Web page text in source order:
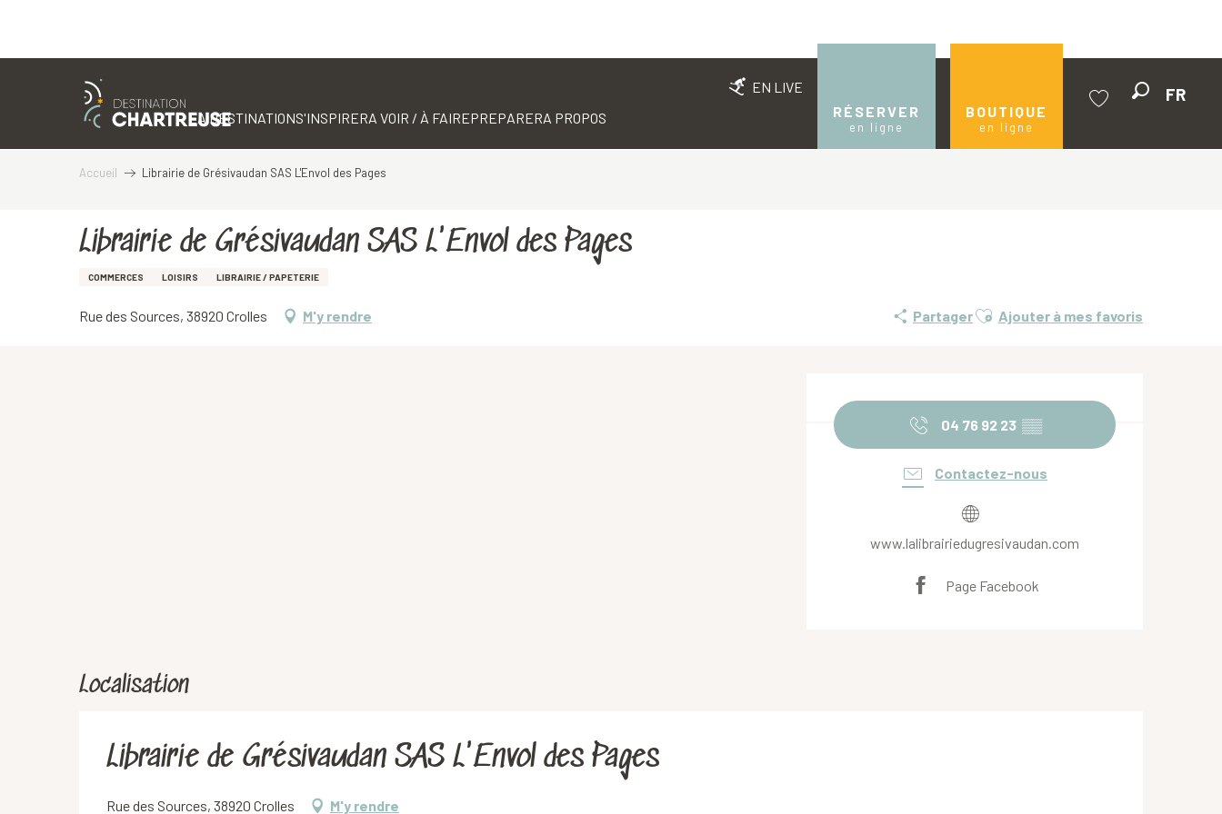
EN LIVE
RÉSERVER
en ligne
BOUTIQUE
en ligne
FR
LA DESTINATIONS'INSPIRERA VOIR / À FAIREPREPARERA PROPOS
Accueil Librairie de Grésivaudan SAS L'Envol des Pages
Librairie de Grésivaudan SAS L'Envol des Pages
COMMERCES LOISIRS LIBRAIRIE / PAPETERIE
Rue des Sources, 38920 Crolles M'y rendre PartagerAjouter aux favoris
Ajouter à mes favoris
Ouverture et coordonnées
04 76 92 23 ▒▒
Contactez-nous
www.lalibrairiedugresivaudan.com
Page Facebook
Localisation
Librairie de Grésivaudan SAS L'Envol des Pages
Rue des Sources, 38920 Crolles M'y rendre